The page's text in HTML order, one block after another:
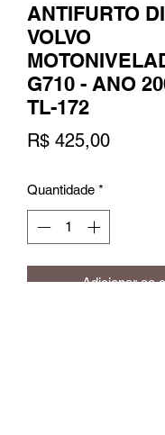
ANTIFURTO
VOLVO
G710 - ANO
TL-172
R$ 425,00Preço
Quantidade *
Adicionar ao